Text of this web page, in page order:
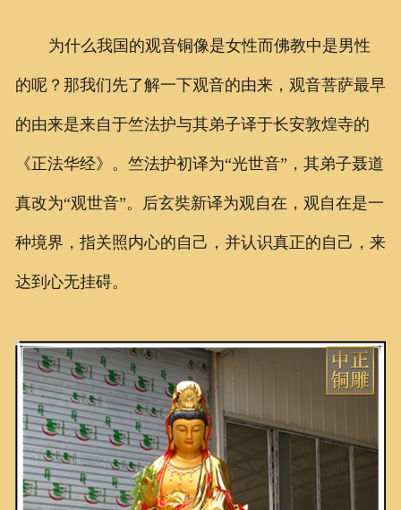
为什么我国的观音铜像是女性而佛教中是男性
的呢？那我们先了解一下观音的由来，观音菩萨最早
的由来是来自于竺法护与其弟子译于长安敦煌寺的
《正法华经》。竺法护初译为“光世音”，其弟子聂道
真改为“观世音”。后玄奘新译为观自在，观自在是一
种境界，指关照内心的自己，并认识真正的自己，来
达到心无挂碍。